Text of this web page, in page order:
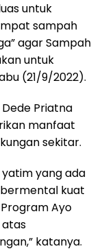
untuk
sampah
agar Sampah
untuk
(21/9/2022).
Priatna
manfaat
sekitar.
yang ada
kuat
Ayo
atas
katanya.